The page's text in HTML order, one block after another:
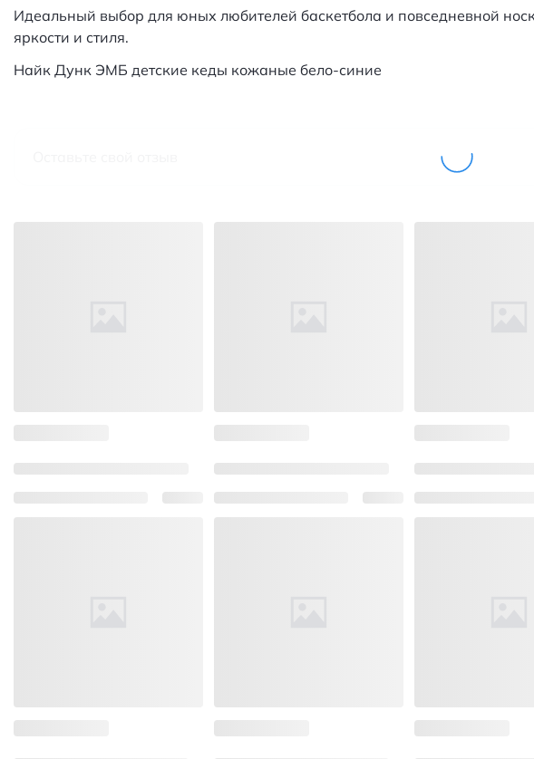
Идеальный выбор для юных любителей баскетбола и повседневной
яркости и стиля.
Найк Дунк ЭМБ детские кеды кожаные бело-синие